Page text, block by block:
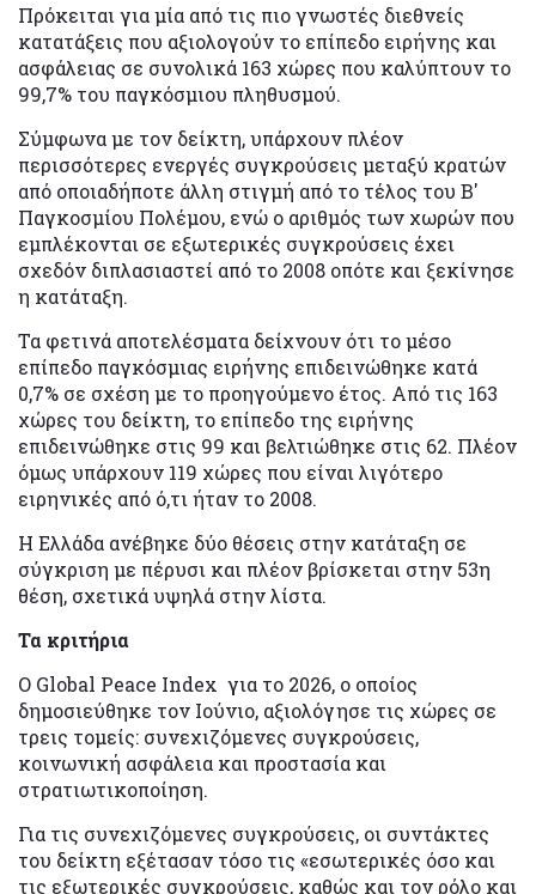
Πρόκειται για μία από τις πιο γνωστές διεθνείς
κατατάξεις που αξιολογούν το επίπεδο ειρήνης και
ασφάλειας σε συνολικά 163 χώρες που καλύπτουν το
99,7% του παγκόσμιου πληθυσμού.
Σύμφωνα με τον δείκτη, υπάρχουν πλέον
περισσότερες ενεργές συγκρούσεις μεταξύ κρατών
από οποιαδήποτε άλλη στιγμή από το τέλος του Β'
Παγκοσμίου Πολέμου, ενώ ο αριθμός των χωρών που
εμπλέκονται σε εξωτερικές συγκρούσεις έχει
σχεδόν διπλασιαστεί από το 2008 οπότε και ξεκίνησε
η κατάταξη.
Τα φετινά αποτελέσματα δείχνουν ότι το μέσο
επίπεδο παγκόσμιας ειρήνης επιδεινώθηκε κατά
0,7% σε σχέση με το προηγούμενο έτος. Από τις 163
χώρες του δείκτη, το επίπεδο της ειρήνης
επιδεινώθηκε στις 99 και βελτιώθηκε στις 62. Πλέον
όμως υπάρχουν 119 χώρες που είναι λιγότερο
ειρηνικές από ό,τι ήταν το 2008.
Η Ελλάδα ανέβηκε δύο θέσεις στην κατάταξη σε
σύγκριση με πέρυσι και πλέον βρίσκεται στην 53η
θέση, σχετικά υψηλά στην λίστα.
Τα κριτήρια
Ο Global Peace Index για το 2026, ο οποίος
δημοσιεύθηκε τον Ιούνιο, αξιολόγησε τις χώρες σε
τρεις τομείς: συνεχιζόμενες συγκρούσεις,
κοινωνική ασφάλεια και προστασία και
στρατιωτικοποίηση.
Για τις συνεχιζόμενες συγκρούσεις, οι συντάκτες
του δείκτη εξέτασαν τόσο τις «εσωτερικές όσο και
τις εξωτερικές συγκρούσεις, καθώς και τον ρόλο και